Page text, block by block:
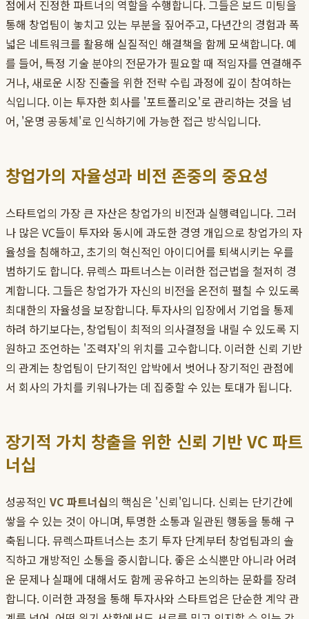
점에서 진정한 파트너의 역할을 수행합니다. 그들은 보드 미팅을
통해 창업팀이 놓치고 있는 부분을 짚어주고, 다년간의 경험과 폭
넓은 네트워크를 활용해 실질적인 해결책을 함께 모색합니다. 예
를 들어, 특정 기술 분야의 전문가가 필요할 때 적임자를 연결해주
거나, 새로운 시장 진출을 위한 전략 수립 과정에 깊이 참여하는
식입니다. 이는 투자한 회사를 '포트폴리오'로 관리하는 것을 넘
어, '운명 공동체'로 인식하기에 가능한 접근 방식입니다.
창업가의 자율성과 비전 존중의 중요성
스타트업의 가장 큰 자산은 창업가의 비전과 실행력입니다. 그러
나 많은 VC들이 투자와 동시에 과도한 경영 개입으로 창업가의 자
율성을 침해하고, 초기의 혁신적인 아이디어를 퇴색시키는 우를
범하기도 합니다. 뮤렉스 파트너스는 이러한 접근법을 철저히 경
계합니다. 그들은 창업가가 자신의 비전을 온전히 펼칠 수 있도록
최대한의 자율성을 보장합니다. 투자사의 입장에서 기업을 통제
하려 하기보다는, 창업팀이 최적의 의사결정을 내릴 수 있도록 지
원하고 조언하는 '조력자'의 위치를 고수합니다. 이러한 신뢰 기반
의 관계는 창업팀이 단기적인 압박에서 벗어나 장기적인 관점에
서 회사의 가치를 키워나가는 데 집중할 수 있는 토대가 됩니다.
장기적 가치 창출을 위한 신뢰 기반 VC 파트
너십
성공적인 VC 파트너십의 핵심은 '신뢰'입니다. 신뢰는 단기간에
쌓을 수 있는 것이 아니며, 투명한 소통과 일관된 행동을 통해 구
축됩니다. 뮤렉스파트너스는 초기 투자 단계부터 창업팀과의 솔
직하고 개방적인 소통을 중시합니다. 좋은 소식뿐만 아니라 어려
운 문제나 실패에 대해서도 함께 공유하고 논의하는 문화를 장려
합니다. 이러한 과정을 통해 투자사와 스타트업은 단순한 계약 관